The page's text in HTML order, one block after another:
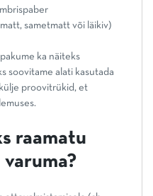
sametmatt või läikiv)
ka näiteks
soovitame alati kasutada
proovitrükid, et
raamatu